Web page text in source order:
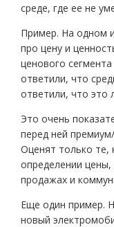
среде, где ее не
Пример. На одном
про цену и
ценового
ответили, что
ответили, что это
Это очень
перед ней
Оценят только
определении
продажах и
Еще один пример.
новый